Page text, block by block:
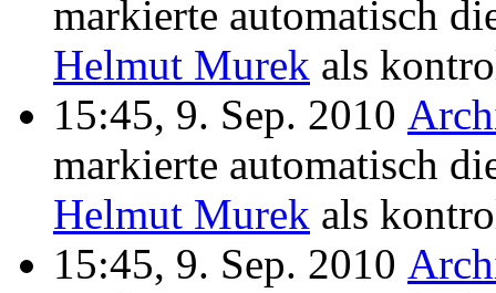
markierte automatisch
Helmut Murek als
15:45, 9. Sep. 2010
markierte automatisch
Helmut Murek als
15:45, 9. Sep. 2010